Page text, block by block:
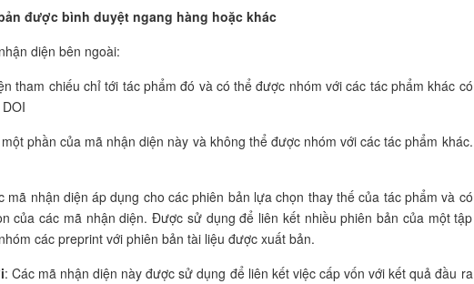
được bình duyệt ngang hàng hoặc khác
diện bên ngoài:
tham chiếu chỉ tới tác phẩm đó và có thể được nhóm với các tác phẩm khác có
phần của mã nhận diện này và không thể được nhóm với các tác phẩm khác.
mã nhận diện áp dụng cho các phiên bản lựa chọn thay thế của tác phẩm và có
của các mã nhận diện. Được sử dụng để liên kết nhiều phiên bản của một tập
các preprint với phiên bản tài liệu được xuất bản.
: Các mã nhận diện này được sử dụng để liên kết việc cấp vốn với kết quả đầu ra